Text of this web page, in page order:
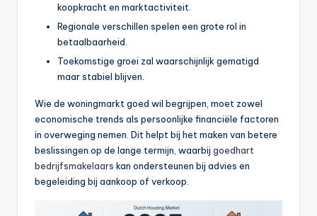
koopkracht en marktactiviteit.
Regionale verschillen spelen een grote rol in
betaalbaarheid.
Toekomstige groei zal waarschijnlijk gematigd
maar stabiel blijven.
Wie de woningmarkt goed wil begrijpen, moet zowel
economische trends als persoonlijke financiële factoren
in overweging nemen. Dit helpt bij het maken van betere
beslissingen op de lange termijn, waarbij goedhart
bedrijfsmakelaars kan ondersteunen bij advies en
begeleiding bij aankoop of verkoop.